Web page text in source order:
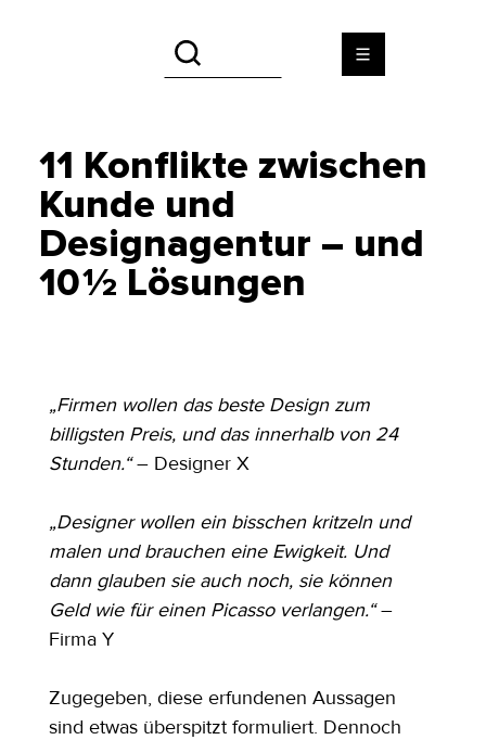
11 Konflikte zwischen
Kunde und
Designagentur – und
10 ½ Lösungen
„Firmen wollen das beste Design zum
billigsten Preis, und das innerhalb von 24
Stunden.“ – Designer X
„Designer wollen ein bisschen kritzeln und
malen und brauchen eine Ewigkeit. Und
dann glauben sie auch noch, sie können
Geld wie für einen Picasso verlangen.“ –
Firma Y
Zugegeben, diese erfundenen Aussagen
sind etwas überspitzt formuliert. Dennoch